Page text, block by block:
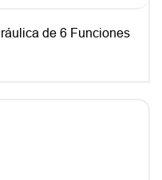
de 6 Funciones